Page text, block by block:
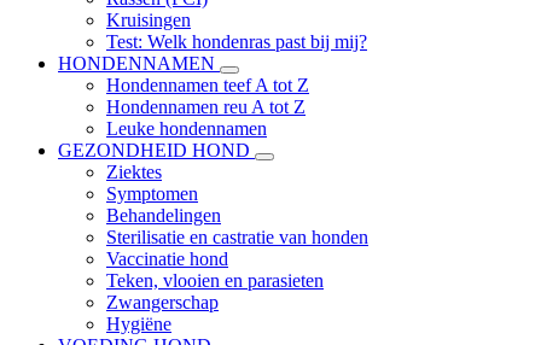
Kruisingen
Test: Welk hondenras past bij mij?
HONDENNAMEN
Hondennamen teef A tot Z
Hondennamen reu A tot Z
Leuke hondennamen
GEZONDHEID HOND
Ziektes
Symptomen
Behandelingen
Sterilisatie en castratie van honden
Vaccinatie hond
Teken, vlooien en parasieten
Zwangerschap
Hygiëne